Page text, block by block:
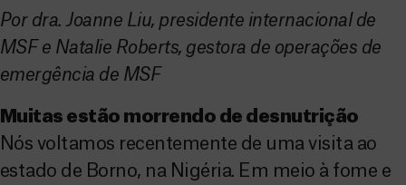
Por dra. Joanne Liu, presidente internacional de
MSF e Natalie Roberts, gestora de operações de
emergência de MSF
Muitas estão morrendo de desnutrição
Nós voltamos recentemente de uma visita ao
estado de Borno, na Nigéria. Em meio à fome e